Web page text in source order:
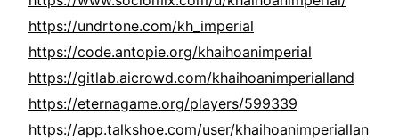
https://undrtone.com/kh_imperial
https://code.antopie.org/khaihoanimperial
https://gitlab.aicrowd.com/khaihoanimperialland
https://eternagame.org/players/599339
https://app.talkshoe.com/user/khaihoanimperiallan